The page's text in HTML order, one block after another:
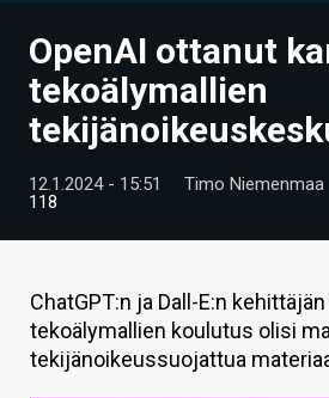
UUTISET
ARTIKKELIT
VIDEOT
HINTA.FI
KAUPPA
OpenAI ottanut
tekoälymallien
12.1.2024 - 15:51 Timo Niemenmaa
118
ChatGPT:n ja Dall-E:n
tekoälymallien koulutus olisi
tekijänoikeussuojattua